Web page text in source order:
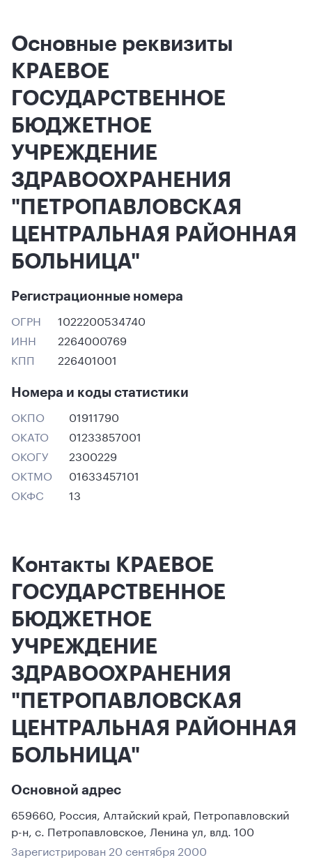
Основные реквизиты
КРАЕВОЕ
ГОСУДАРСТВЕННОЕ
БЮДЖЕТНОЕ
УЧРЕЖДЕНИЕ
ЗДРАВООХРАНЕНИЯ
"ПЕТРОПАВЛОВСКАЯ
ЦЕНТРАЛЬНАЯ РАЙОННАЯ
БОЛЬНИЦА"
Регистрационные номера
ОГРН
1022200534740
ИНН
2264000769
КПП
226401001
Номера и коды статистики
ОКПО
01911790
ОКАТО
01233857001
ОКОГУ
2300229
ОКТМО
01633457101
ОКФС
13
Контакты КРАЕВОЕ
ГОСУДАРСТВЕННОЕ
БЮДЖЕТНОЕ
УЧРЕЖДЕНИЕ
ЗДРАВООХРАНЕНИЯ
"ПЕТРОПАВЛОВСКАЯ
ЦЕНТРАЛЬНАЯ РАЙОННАЯ
БОЛЬНИЦА"
Основной адрес
659660, Россия, Алтайский край, Петропавловский
р-н, с. Петропавловское, Ленина ул, влд. 100
Зарегистрирован 20 сентября 2000